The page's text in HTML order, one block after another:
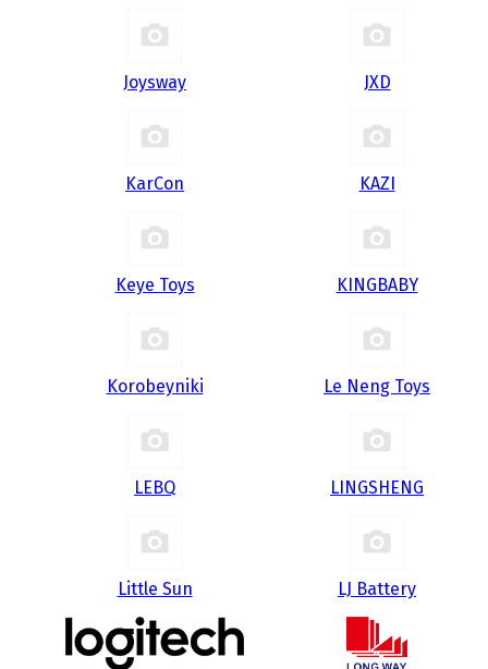
Joysway JXD
KarCon KAZI
Keye Toys KINGBABY
Korobeyniki Le Neng Toys
LEBQ LINGSHENG
Little Sun LJ Battery